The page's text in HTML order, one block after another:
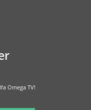
Omega TV!